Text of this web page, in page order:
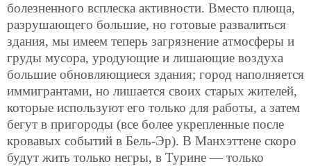
болезненного всплеска активности. Вместо плюща,
разрушающего большие, но готовые развалиться
здания, мы имеем теперь загрязнение атмосферы и
груды мусора, уродующие и лишающие воздуха
большие обновляющиеся здания; город наполняется
иммигрантами, но лишается своих старых жителей,
которые используют его только для работы, а затем
бегут в пригороды (все более укрепленные после
кровавых событий в Бель-Эр). В Манхэттене скоро
будут жить только негры, в Турине — только